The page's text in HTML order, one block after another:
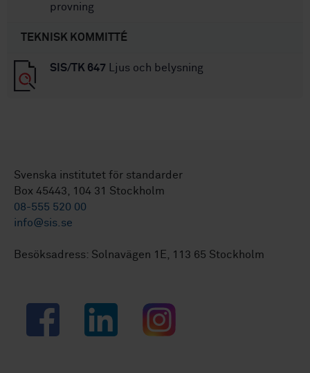
provning
TEKNISK KOMMITTÉ
SIS/TK 647 Ljus och belysning
Svenska institutet för standarder
Box 45443, 104 31 Stockholm
08-555 520 00
info@sis.se
Besöksadress: Solnavägen 1E, 113 65 Stockholm
Facebook LinkedIn Instagram